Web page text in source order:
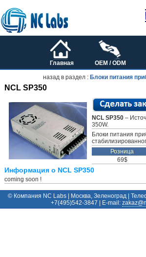
Главная OEM / ODM
назад в раздел : Блоки питания
NCL SP350
NCL SP350–
350W.
Блоки питания
Розница
69$
Информация о NCL SP350
coming soon !
© Компания NC Labs | Москва, Зеленоград |
+7(495)542-3847 | E-mail: